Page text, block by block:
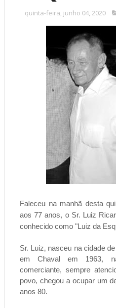
quinta-feira, junho 04, 2020
Faleceu na manhã desta
aos 77 anos, o Sr. Luiz
conhecido como "Luiz da
Sr. Luiz, nasceu na cidade
em Chaval em 1963,
comerciante, sempre
povo, chegou a ocupar um
anos 80.